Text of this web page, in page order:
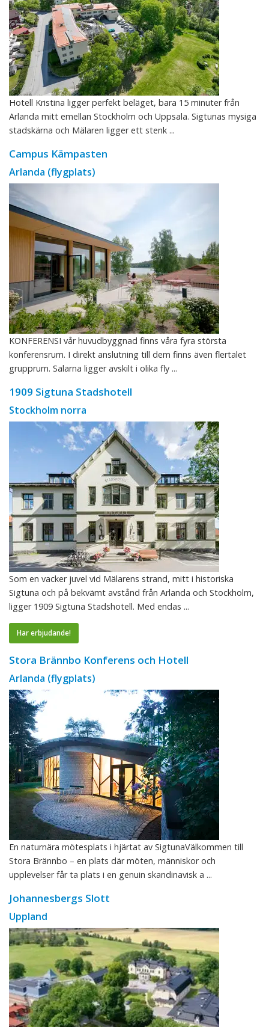
Hotell Kristina ligger perfekt beläget, bara 15 minuter från
Arlanda mitt emellan Stockholm och Uppsala. Sigtunas mysiga
stadskärna och Mälaren ligger ett stenk ...
Campus Kämpasten
Arlanda (flygplats)
KONFERENSI vår huvudbyggnad finns våra fyra största
konferensrum. I direkt anslutning till dem finns även flertalet
grupprum. Salarna ligger avskilt i olika fly ...
1909 Sigtuna Stadshotell
Stockholm norra
Som en vacker juvel vid Mälarens strand, mitt i historiska
Sigtuna och på bekvämt avstånd från Arlanda och Stockholm,
ligger 1909 Sigtuna Stadshotell. Med endas ...
Har erbjudande!
Stora Brännbo Konferens och Hotell
Arlanda (flygplats)
En naturnära mötesplats i hjärtat av SigtunaVälkommen till
Stora Brännbo – en plats där möten, människor och
upplevelser får ta plats i en genuin skandinavisk a ...
Johannesbergs Slott
Uppland